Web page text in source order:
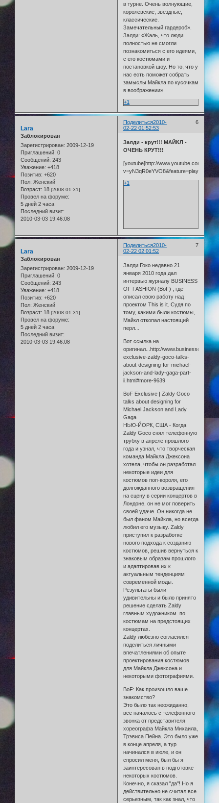
в турне. Очень волнующие,
королевские, звездные,
классические.
Замечательный гардероб».
Залди: «Жаль, что люди
полностью не смогли
познакомиться с его идеями,
с его костюмами и
постановкой шоу. Но то, что у
нас есть поможет собрать
замыслы Майкла по кусочкам
в воображении».
+1
Поделиться 6
2010-
02-22 01:52:53
Lara
Заблокирован
Зарегистрирован: 2009-12-19
Приглашений: 0
Сообщений: 243
Уважение: +418
Позитив: +620
Пол: Женский
Возраст: 18 [2008-01-31]
Провел на форуме:
5 дней 2 часа
Последний визит:
2010-03-03 19:46:08
Залди - крут!!! МАЙКЛ -
ОЧЕНЬ КРУТ!!!
[youtube]http://www.youtube.com/
+1
Поделиться 7
2010-
02-22 02:01:52
Lara
Заблокирован
Зарегистрирован: 2009-12-19
Приглашений: 0
Сообщений: 243
Уважение: +418
Позитив: +620
Пол: Женский
Возраст: 18 [2008-01-31]
Провел на форуме:
5 дней 2 часа
Последний визит:
2010-03-03 19:46:08
Залди Гоко недавно 21
января 2010 года дал
интервью журналу BUSINESS
OF FASHION (BoF) , где
описал свою работу над
проектом This is it. Судя по
тому, какими были костюмы,
Майкл откопал настоящий
перл...
Вот ссылка на
оригинал...http://
exclusive-zaldy-goco-talks-
about-designing-for-michael-
jackson-and-lady-gaga-part-
ii.html#more-9639
BoF Exclusive | Zaldy Goco
talks about designing for
Michael Jackson and Lady
Gaga
НЬЮ-ЙОРК, США - Когда
Zaldy Goco снял телефонную
трубку в апреле прошлого
года и узнал, что творческая
команда Майкла Джексона
хотела, чтобы он разработал
некоторые идеи для
костюмов поп-короля, его
долгожданного возвращения
на сцену в серии концертов в
Лондоне, он не мог поверить
своей удаче. Он никогда не
был фаном Майкла, но всегда
любил его музыку. Zaldy
приступил к разработке
нового подхода к созданию
костюмов, решив вернуться к
знаковым образам прошлого
и адаптировав их к
актуальным тенденциям
современной моды.
Результаты были
удивительны и было принято
решение сделать Zaldy
главным художником по
костюмам на предстоящих
концертах.
Zaldy любезно согласился
поделиться личными
впечатлениями об опыте
проектирования костюмов
для Майкла Джексона и
некоторыми фотографиями.
BoF: Как произошло ваше
знакомство?
Это было так неожиданно,
все началось с телефонного
звонка от представителя
хореографа Майкла Михаила,
Трэвиса Пейна. Это было уже
в конце апреля, а тур
начинался в июле, и он
спросил меня, был бы я
заинтересован в подготовке
некоторых костюмов.
Конечно, я сказал "да"! Но я
действительно не считал все
серьезным, так как знал, что